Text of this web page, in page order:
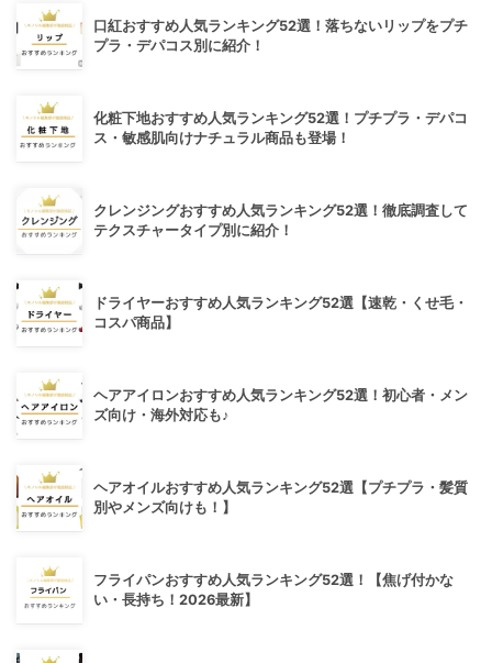
口紅おすすめ人気ランキング52選！落ちないリップをプチ
プラ・デパコス別に紹介！
化粧下地おすすめ人気ランキング52選！プチプラ・デパコ
ス・敏感肌向けナチュラル商品も登場！
クレンジングおすすめ人気ランキング52選！徹底調査して
テクスチャータイプ別に紹介！
ドライヤーおすすめ人気ランキング52選【速乾・くせ毛・
コスパ商品】
ヘアアイロンおすすめ人気ランキング52選！初心者・メン
ズ向け・海外対応も♪
ヘアオイルおすすめ人気ランキング52選【プチプラ・髪質
別やメンズ向けも！】
フライパンおすすめ人気ランキング52選！【焦げ付かな
い・長持ち！2026最新】